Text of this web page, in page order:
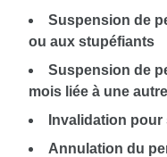
Suspension de
ou aux stupéfiants
Suspension de
mois liée à une
Invalidation
Annulation du